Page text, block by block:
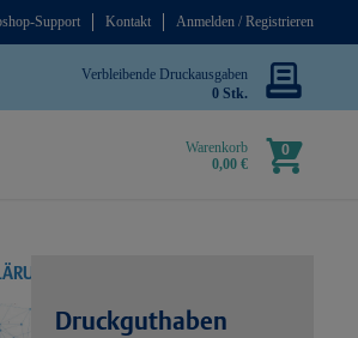
Support Kontakt Anmelden / Registrieren
Verbleibende Druckausgaben
0 Stk.
Warenkorb
0,00 €
0
Druckguthaben